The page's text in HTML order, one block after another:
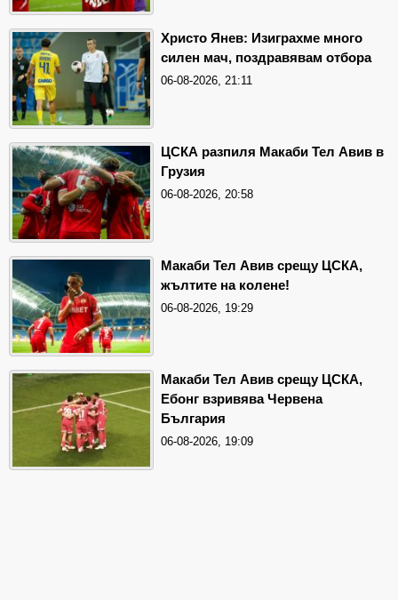
Христо Янев: Изиграхме много
силен мач, поздравявам отбора
06-08-2026, 21:11
ЦСКА разпиля Макаби Тел Авив в
Грузия
06-08-2026, 20:58
Макаби Тел Авив срещу ЦСКА,
жълтите на колене!
06-08-2026, 19:29
Макаби Тел Авив срещу ЦСКА,
Ебонг взривява Червена
България
06-08-2026, 19:09